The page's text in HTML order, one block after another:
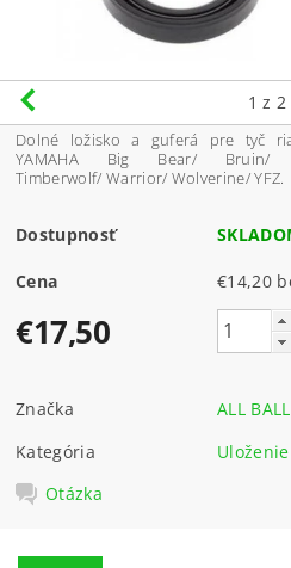
1 z 2
Dolné ložisko a guferá pre tyč
YAMAHA Big Bear/ Bruin/
Timberwolf/ Warrior/ Wolverine/ YFZ.
Dostupnosť
Cena
€17,50
Značka
ALL
Kategória
Otázka